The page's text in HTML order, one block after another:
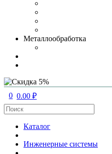
Металлообработка
0 0.00 ₽
Каталог
Инженерные системы